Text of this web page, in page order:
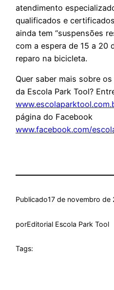
atendimento
qualificados e
ainda tem “suspensões
com a espera de 15 a 20
reparo na bicicleta.
Quer saber mais sobre
da Escola Park Tool?
página do Facebook
www.facebook.com/
Publicado17 de novembro de
porEditorial Escola Park Tool
Tags: